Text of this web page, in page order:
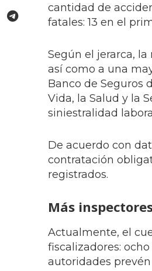
cantidad de
fatales: 13 en el
Según el jerarca,
así como a una
Banco de Seguros
Vida, la Salud y la
siniestralidad
De acuerdo con
contratación
registrados.
Más
Actualmente, el
fiscalizadores:
autoridades